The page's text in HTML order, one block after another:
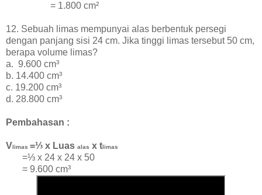
= 1.800 cm²
12. Sebuah limas mempunyai alas berbentuk persegi
dengan panjang sisi 24 cm. Jika tinggi limas tersebut 50 cm,
berapa volume limas?
a. 9.600 cm³
b. 14.400 cm³
c. 19.200 cm³
d. 28.800 cm³
Pembahasan :
Vlimas =⅓ x Luas alas x tlimas
=⅓ x 24 x 24 x 50
= 9.600 cm³